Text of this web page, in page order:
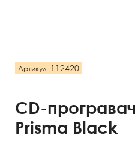
Артикул: 112420
CD-
Prisma Black